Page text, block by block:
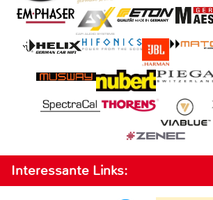
Interessante Links: